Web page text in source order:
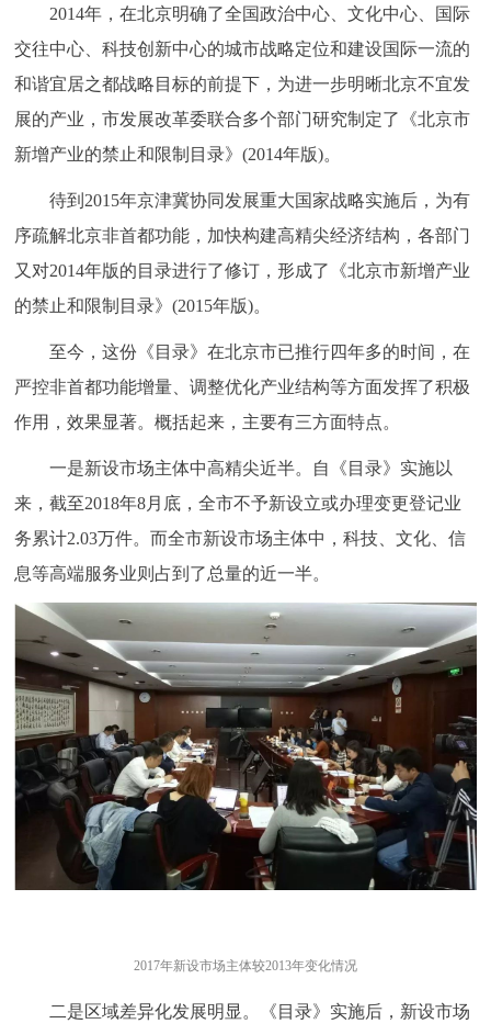
ITALIANO
回到顶部
2014年，在北京明确了全国政治中心、文化中心、国际
交往中心、科技创新中心的城市战略定位和建设国际一流的
和谐宜居之都战略目标的前提下，为进一步明晰北京不宜发
展的产业，市发展改革委联合多个部门研究制定了《北京市
新增产业的禁止和限制目录》(2014年版)。
待到2015年京津冀协同发展重大国家战略实施后，为有
序疏解北京非首都功能，加快构建高精尖经济结构，各部门
又对2014年版的目录进行了修订，形成了《北京市新增产业
的禁止和限制目录》(2015年版)。
至今，这份《目录》在北京市已推行四年多的时间，在
严控非首都功能增量、调整优化产业结构等方面发挥了积极
作用，效果显著。概括起来，主要有三方面特点。
一是新设市场主体中高精尖近半。自《目录》实施以
来，截至2018年8月底，全市不予新设立或办理变更登记业
务累计2.03万件。而全市新设市场主体中，科技、文化、信
息等高端服务业则占到了总量的近一半。
2017年新设市场主体较2013年变化情况
二是区域差异化发展明显。《目录》实施后，新设市场